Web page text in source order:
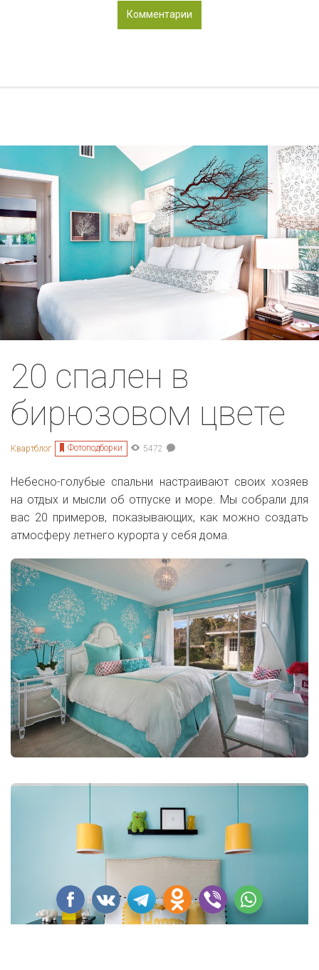
Комментарии
20 спален в
бирюзовом цвете
Квартблог Фотоподборки 5472
Небесно-голубые спальни настраивают своих хозяев
на отдых и мысли об отпуске и море. Мы собрали для
вас 20 примеров, показывающих, как можно создать
атмосферу летнего курорта у себя дома.